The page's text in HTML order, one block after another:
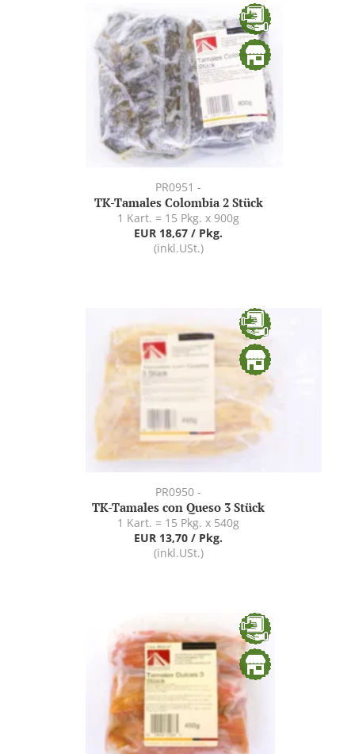
PR0951 -
TK-Tamales Colombia 2 Stück
1 Kart. = 15 Pkg. x 900g
EUR 18,67 / Pkg.
(inkl.USt.)
PR0950 -
TK-Tamales con Queso 3 Stück
1 Kart. = 15 Pkg. x 540g
EUR 13,70 / Pkg.
(inkl.USt.)